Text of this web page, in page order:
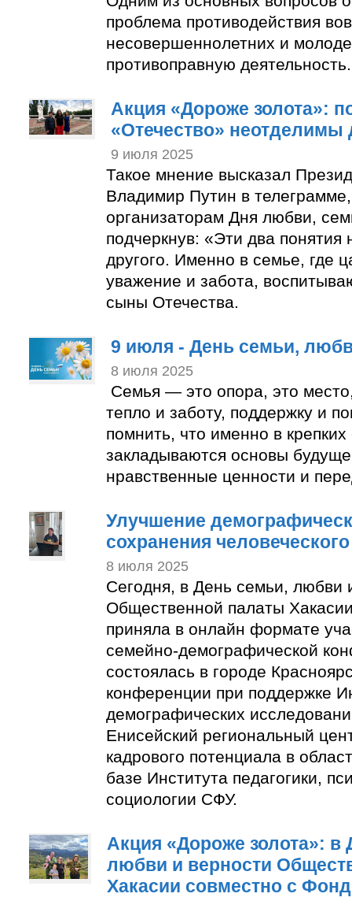
проблема противодействия
несовершеннолетних и
противоправную деятельность.
Акция «Дороже золота»:
«Отечество» неотделимы
9 июля 2025
Такое мнение высказал
Владимир Путин в
организаторам Дня любви,
подчеркнув: «Эти два
другого. Именно в семье, где
уважение и забота,
сыны Отечества.
9 июля - День семьи,
8 июля 2025
Семья — это опора, это
тепло и заботу, поддержку и
помнить, что именно в крепких
закладываются основы
нравственные ценности и
Улучшение
сохранения
8 июля 2025
Сегодня, в День семьи, любви
Общественной палаты
приняла в онлайн формате
семейно-демографической
состоялась в городе
конференции при поддержке
демографических
Енисейский региональный
кадрового потенциала в
базе Института педагогики,
социологии СФУ.
Акция «Дороже золота»: в
любви и верности
Хакасии совместно с